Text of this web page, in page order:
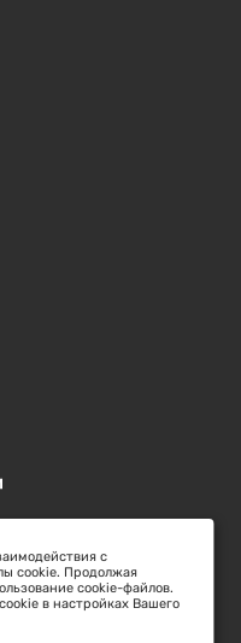
с
cookie. Продолжая
cookie-файлов.
в настройках Вашего